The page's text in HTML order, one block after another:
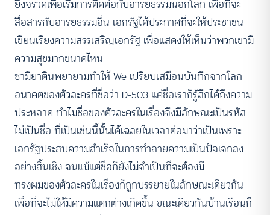
ยิงจรวดเพื่อเริ่มการติดต่อกับอารยธรรมนอกโลก เพื่อที่จะ
สื่อสารกับอารยธรรมอื่น เอกรัฐได้ประกาศที่จะให้ประชาชน
เขียนเรียงความสรรเสริญเอกรัฐ เพื่อแสดงให้เห็นว่าพวกเขามี
ความสุขมากขนาดไหน
ซามียาตินพยายามทำให้ We เปรียบเสมือนบันทึกจากโลก
อนาคตของตัวละครที่ชื่อว่า D-503 แค่ชื่อเราก็รู้สึกได้ถึงความ
ประหลาด ทำไมชื่อของตัวละครในเรื่องจึงมีลักษณะเป็นรหัส
ไม่เป็นชื่อ ที่เป็นเช่นนี้นั้นได้เฉลยในเวลาต่อมาว่าเป็นเพราะ
เอกรัฐประสบความสำเร็จในการทำลายความเป็นปัจเจกลง
อย่างสิ้นเชิง จนแม้แต่ชื่อก็ยังไม่จำเป็นที่จะต้องมี
ทรงผมของตัวละครในเรื่องก็ถูกบรรยายในลักษณะเดียวกัน
เพื่อที่จะไม่ให้มีความแตกต่างเกิดขึ้น ขณะเดียวกันบ้านเรือนก็